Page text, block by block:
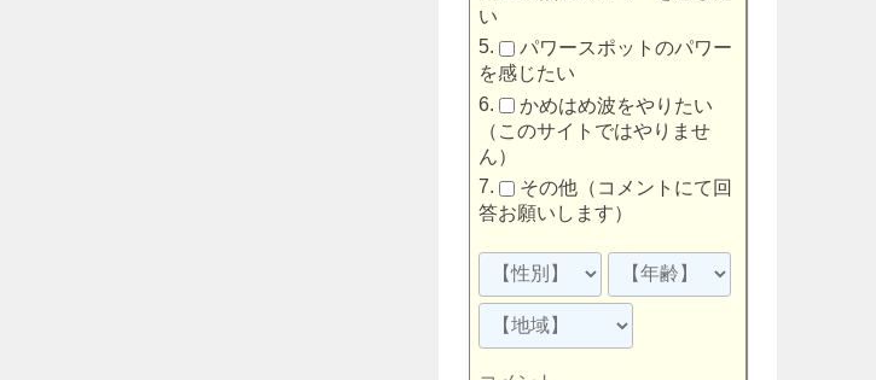
い
パワースポットのパワー
を感じたい
かめはめ波をやりたい
（このサイトではやりませ
ん）
その他（コメントにて回
答お願いします）